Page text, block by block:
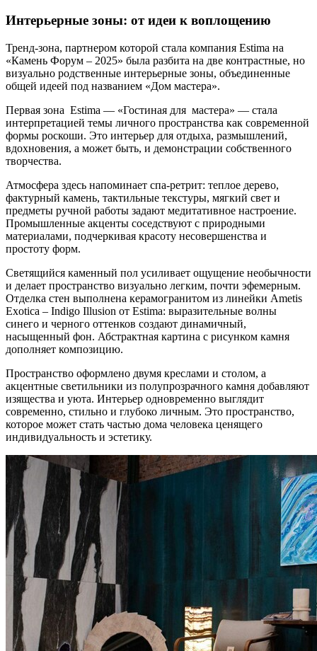
Интерьерные зоны: от идеи к воплощению
Тренд-зона, партнером которой стала компания Estima на
«Камень Форум – 2025» была разбита на две контрастные, но
визуально родственные интерьерные зоны, объединенные
общей идеей под названием «Дом мастера».
Первая зона Estima — «Гостиная для мастера» — стала
интерпретацией темы личного пространства как современной
формы роскоши. Это интерьер для отдыха, размышлений,
вдохновения, а может быть, и демонстрации собственного
творчества.
Атмосфера здесь напоминает спа-ретрит: теплое дерево,
фактурный камень, тактильные текстуры, мягкий свет и
предметы ручной работы задают медитативное настроение.
Промышленные акценты соседствуют с природными
материалами, подчеркивая красоту несовершенства и
простоту форм.
Светящийся каменный пол усиливает ощущение необычности
и делает пространство визуально легким, почти эфемерным.
Отделка стен выполнена керамогранитом из линейки Ametis
Exotica – Indigo Illusion от Estima: выразительные волны
синего и черного оттенков создают динамичный,
насыщенный фон. Абстрактная картина с рисунком камня
дополняет композицию.
Пространство оформлено двумя креслами и столом, а
акцентные светильники из полупрозрачного камня добавляют
изящества и уюта. Интерьер одновременно выглядит
современно, стильно и глубоко личным. Это пространство,
которое может стать частью дома человека ценящего
индивидуальность и эстетику.